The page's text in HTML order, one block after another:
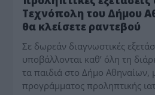
Τεχνόπολη του Δήμου
θα κλείσετε ραντεβού
Σε δωρεάν διαγνωστικές
υποβάλλονται καθ’ όλη τη
τα παιδιά στο Δήμο Αθηναίων,
προγράμματος προληπτικής